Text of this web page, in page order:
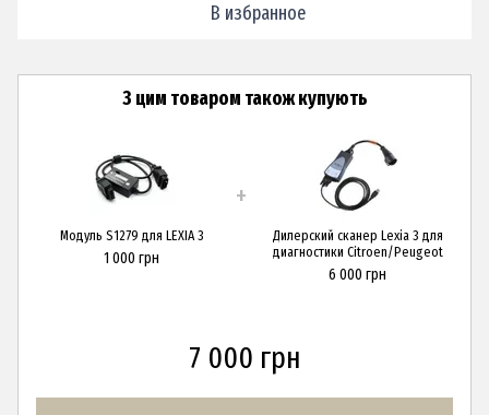
В избранное
З цим товаром також купують
Модуль S1279 для LEXIA 3
1 000 грн
Дилерский сканер Lexia 3 для
диагностики Citroen/Peugeot
6 000 грн
7 000 грн